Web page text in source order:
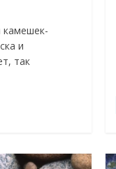
камешек-
и
так